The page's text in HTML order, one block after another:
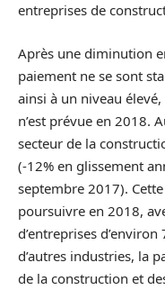
entreprises de
Après une diminution
paiement ne se sont
ainsi à un niveau
n’est prévue en 2018.
secteur de la
(-12% en glissement
septembre 2017).
poursuivre en 2018,
d’entreprises
d’autres industries, la
de la construction et